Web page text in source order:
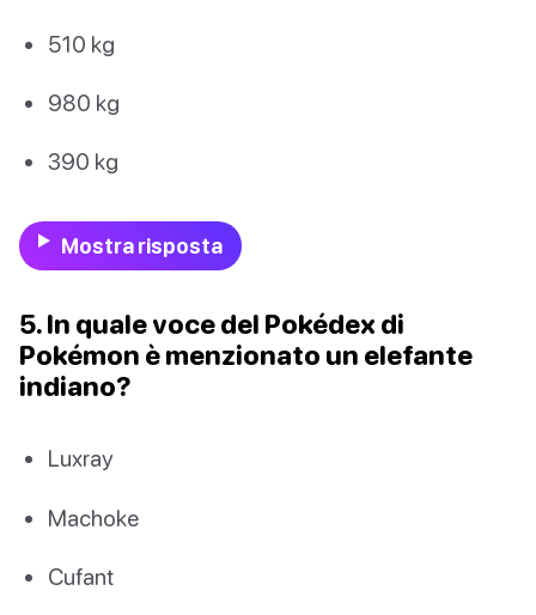
510 kg
980 kg
390 kg
Mostra risposta
5. In quale voce del Pokédex di
Pokémon è menzionato un elefante
indiano?
Luxray
Machoke
Cufant